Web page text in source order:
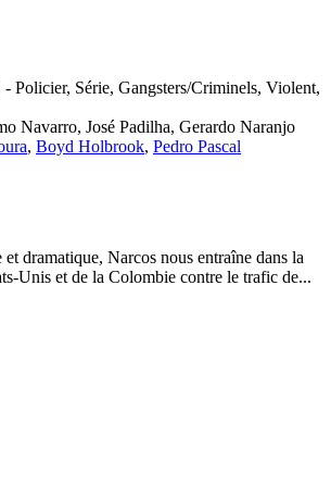
- Policier, Série, Gangsters/Criminels, Violent,
Navarro, José Padilha, Gerardo Naranjo
, Boyd Holbrook, Pedro Pascal
dramatique, Narcos nous entraîne dans la
Unis et de la Colombie contre le trafic de...